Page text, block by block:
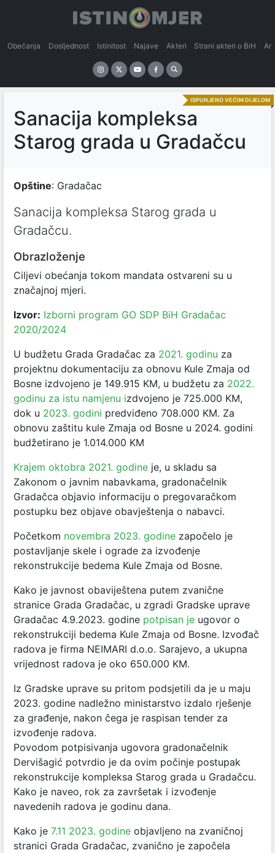
Obećanja Dosljednost Istinitost Najave Akteri Strani akteri o BiH
ISPUNJENO VEĆIM DIJELOM
Sanacija kompleksa
Starog grada u Gradačcu
Opštine: Gradačac
Sanacija kompleksa Starog grada u
Gradačcu.
Obrazloženje
Ciljevi obećanja tokom mandata ostvareni su u
značajnoj mjeri.
Izvor: Izborni program GO SDP BiH Gradačac
2020/2024
U budžetu Grada Gradačac za 2021. godinu za
projektnu dokumentaciju za obnovu Kule Zmaja od
Bosne izdvojeno je 149.915 KM, u budžetu za 2022.
godinu za istu namjenu izdvojeno je 725.000 KM,
dok u 2023. godini predviđeno 708.000 KM. Za
obnovu zaštitu kule Zmaja od Bosne u 2024. godini
budžetirano je 1.014.000 KM
Krajem oktobra 2021. godine je, u skladu sa
Zakonom o javnim nabavkama, gradonačelnik
Gradačca objavio informaciju o pregovaračkom
postupku bez objave obavještenja o nabavci.
Početkom novembra 2023. godine započelo je
postavljanje skele i ograde za izvođenje
rekonstrukcije bedema Kule Zmaja od Bosne.
Kako je javnost obaviještena putem zvanične
stranice Grada Gradačac, u zgradi Gradske uprave
Gradačac 4.9.2023. godine potpisan je ugovor o
rekonstrukciji bedema Kule Zmaja od Bosne. Izvođač
radova je firma NEIMARI d.o.o. Sarajevo, a ukupna
vrijednost radova je oko 650.000 KM.
Iz Gradske uprave su pritom podsjetili da je u maju
2023. godine nadležno ministarstvo izdalo rješenje
za građenje, nakon čega je raspisan tender za
izvođenje radova.
Povodom potpisivanja ugovora gradonačelnik
Dervišagić potvrdio je da ovim počinje postupak
rekonstrukcije kompleksa Starog grada u Gradačcu.
Kako je naveo, rok za završetak i izvođenje
navedenih radova je godinu dana.
Kako je 7.11 2023. godine objavljeno na zvaničnoj
stranici Grada Gradačac, zvanično je započela